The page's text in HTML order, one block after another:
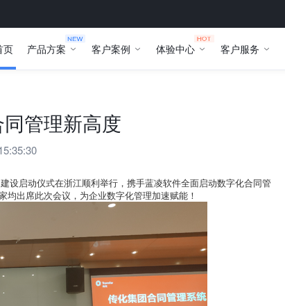
页 产品方案 客户案例 体验中心 客户服务
管理新高度
设启动仪式在浙江顺利举行，携手蓝凌软件全面启动数字化合同管
出席此次会议，为企业数字化管理加速赋能！